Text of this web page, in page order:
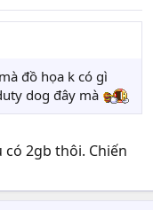
đồ họa k có gì
dog đây mà
2gb thôi. Chiến